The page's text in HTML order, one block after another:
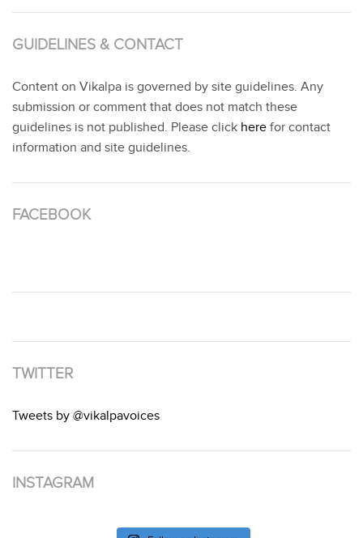
GUIDELINES & CONTACT
Content on Vikalpa is governed by site guidelines. Any
submission or comment that does not match these
guidelines is not published. Please click here for contact
information and site guidelines.
FACEBOOK
TWITTER
Tweets by @vikalpavoices
INSTAGRAM